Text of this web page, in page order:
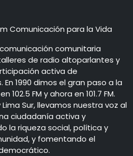
Comunicación para la Vida
comunitaria
de radio altoparlantes y
activa de
1990 dimos el gran paso a la
102.5 FM y ahora en 101.7 FM.
Lima Sur, llevamos nuestra voz al
ciudadanía activa y
la riqueza social, política y
y fomentando el